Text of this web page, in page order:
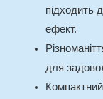
підходить
ефект.
для